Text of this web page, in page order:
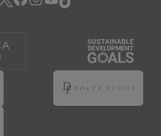
たは個別規定に違反した場合。
た場合においても、当該会員は、
既に発生した支払義務等の取引上
の義務の履行責任を免れないものと
提供するアプリ等でサービスを利